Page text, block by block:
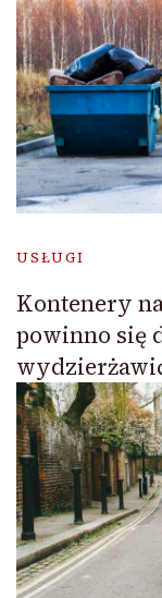
USŁUGI
Kontenery
powinno się